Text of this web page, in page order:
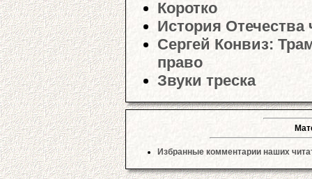
Коротко
История
Сергей Конвиз:
право
Звуки треска
Избранные комментарии наших